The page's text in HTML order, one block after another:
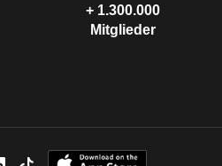
+ 1.300.000
Mitglieder